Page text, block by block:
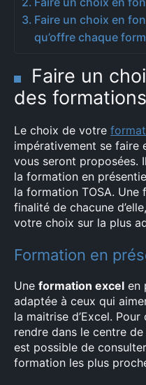
Faire un choix en
qu’offre chaque
Faire un
des
Le choix de votre
impérativement se faire
vous seront proposées.
la formation en
la formation TOSA.
finalité de chacune
votre choix sur la plus
Formation en
Une formation excel en
adaptée à ceux qui
la maitrise d’Excel.
rendre dans le centre
est possible de
formation les plus